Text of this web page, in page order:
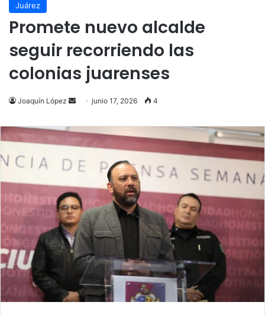
Juárez
Promete nuevo alcalde
seguir recorriendo las
colonias juarenses
Joaquín López
Send
email
junio 17, 2026 4